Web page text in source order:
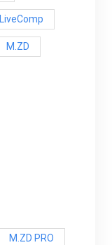
LiveComp
M.ZD
M.ZD PRO